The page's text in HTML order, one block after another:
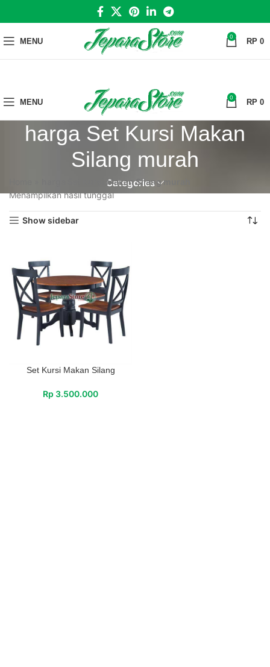
MENU 0 RP 0
MENU 0 RP 0
harga Set Kursi Makan
Silang murah
Categories
harga Set Kursi Makan Silang murah
Menampilkan hasil tunggal
Show sidebar
Set Kursi Makan Silang
Rp 3.500.000